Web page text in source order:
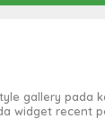
gallery pada
widget recent